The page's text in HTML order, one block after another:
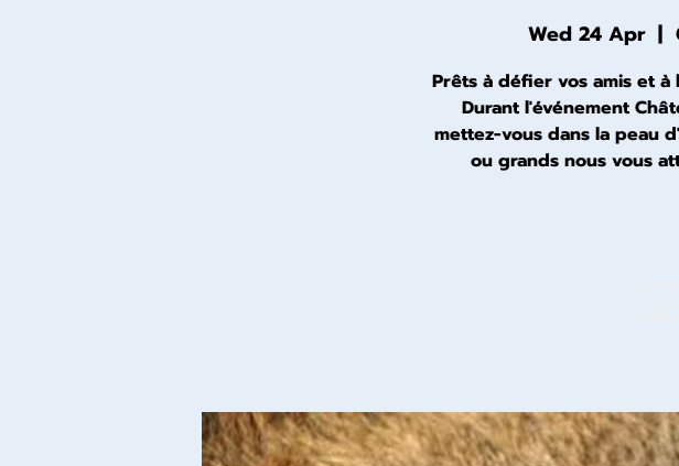
Wed 24 Apr
  |
Prêts à défier vos amis et
Durant l'événement
mettez-vous dans la peau
ou grands nous vous